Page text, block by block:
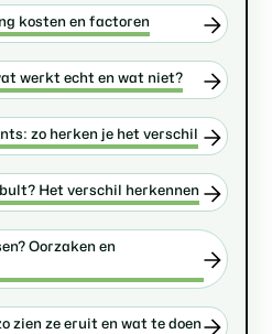
kosten en factoren
werkt echt en wat niet?
zo herken je het verschil
Het verschil herkennen
Oorzaken en
zien ze eruit en wat te doen